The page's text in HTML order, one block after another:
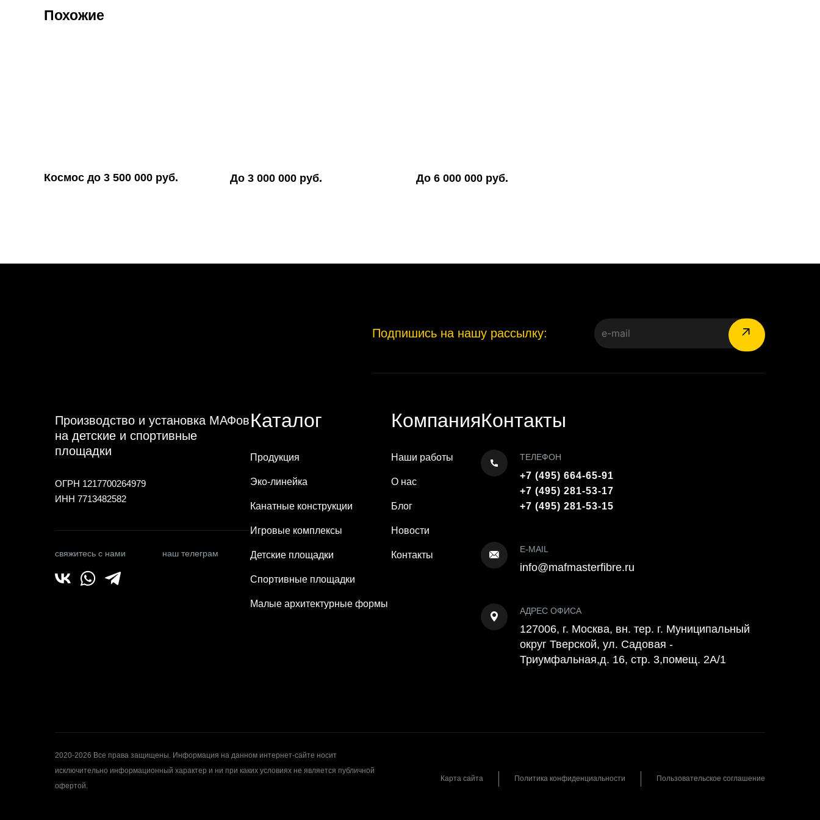
Похожие
Космос до 3 500 000 руб. До 3 000 000 руб. До 6 000 000 руб.
Подпишись на нашу рассылку:
Производство и установка МАФов
на детские и спортивные
площадки
ОГРН 1217700264979
ИНН 7713482582
свяжитесь с нами наш телеграм
Каталог
Продукция
Эко-линейка
Канатные конструкции
Игровые комплексы
Детские площадки
Спортивные площадки
Малые архитектурные формы
Компания
Наши работы
О нас
Блог
Новости
Контакты
Контакты
ТЕЛЕФОН
+7 (495) 664-65-91
+7 (495) 281-53-17
+7 (495) 281-53-15
E-MAIL
info@mafmasterfibre.ru
АДРЕС ОФИСА
127006, г. Москва, вн. тер. г. Муниципальный
округ Тверской, ул. Садовая -
Триумфальная,д. 16, стр. 3,помещ. 2А/1
2020-2026 Все права защищены. Информация на данном интернет-сайте носит
исключительно информационный характер и ни при каких условиях не является публичной
офертой.
Карта сайта Политика конфиденциальности Пользовательское соглашение